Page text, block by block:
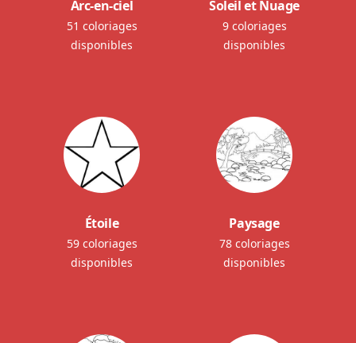
Arc-en-ciel
51 coloriages
disponibles
Soleil et Nuage
9 coloriages
disponibles
Étoile
59 coloriages
disponibles
Paysage
78 coloriages
disponibles